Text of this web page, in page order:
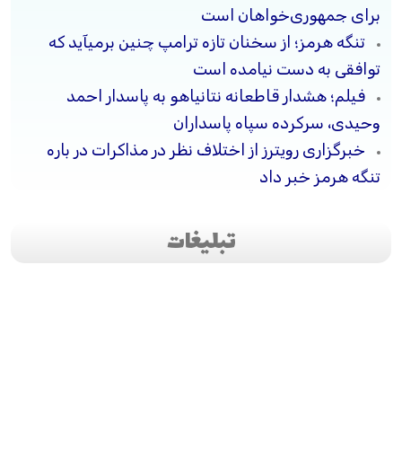
برای جمهوری‌خواهان است
تنگه هرمز؛ از سخنان تازه ترامپ چنین برمیآید که
توافقی به دست نیامده است
فیلم؛ هشدار قاطعانه نتانیاهو به پاسدار احمد
وحیدی، سرکرده سپاه پاسداران
خبرگزاری رویترز از اختلاف نظر در مذاکرات در باره
تنگه هرمز خبر داد
تبلیغات